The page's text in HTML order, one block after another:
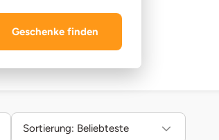
Geschenke finden
Sortierung: Beliebteste